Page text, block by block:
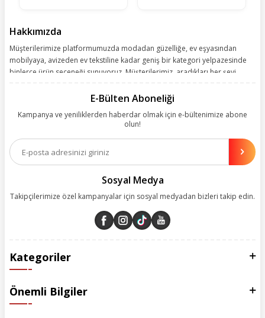
Hakkımızda
Müşterilerimize platformumuzda modadan güzelliğe, ev eşyasından
mobilyaya, avizeden ev tekstiline kadar geniş bir kategori yelpazesinde
binlerce ürün seçeneği sunuyoruz. Müşterilerimiz, aradıkları her şeyi
kolay, kusursuz ve keyifli bir alışveriş yolculuğu sunarken deneyiminize
olanakları sunuyoruz. Çalışmalarımızı müşterilerimizin memnuniyetini
esas alarak yürütüyoruz.
E-Bülten Aboneliği
Kampanya ve yeniliklerden haberdar olmak için e-bültenimize abone
olun!
Sosyal Medya
Takipçilerimize özel kampanyalar için sosyal medyadan bizleri takip edin.
Kategoriler
Önemli Bilgiler